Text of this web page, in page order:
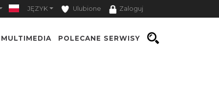
JĘZYK Ulubione Zaloguj
MULTIMEDIA POLECANE SERWISY